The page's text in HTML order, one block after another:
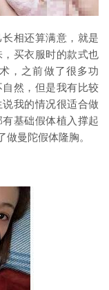
相还算满意，就是
买衣服时的款式也
，之前做了很多功
然，但是我有比较
我的情况很适合做
基础假体植入撑起
曼陀假体隆胸。